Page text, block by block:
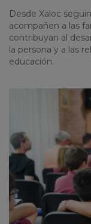
Desde Xaloc
acompañen a las
contribuyan al
la persona y a las
educación.